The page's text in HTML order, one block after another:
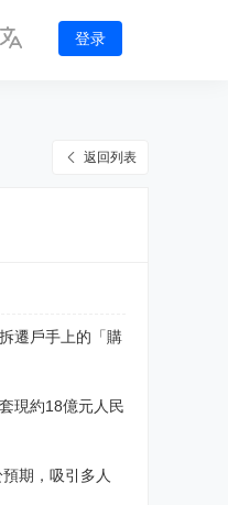
登录
返回列表
遷戶手上的「購
現約18億元人民
期，吸引多人